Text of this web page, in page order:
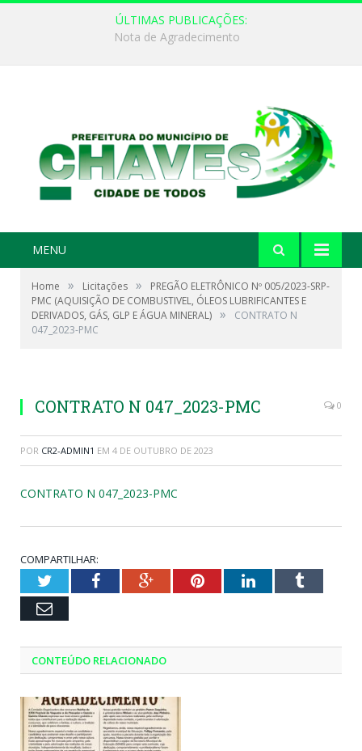
ÚLTIMAS PUBLICAÇÕES:
MENU
Home » Licitações »
PREGÃO ELETRÔNICO Nº 005/2023-SRP-
PMC (AQUISIÇÃO DE COMBUSTIVEL, ÓLEOS LUBRIFICANTES E
DERIVADOS, GÁS, GLP E ÁGUA MINERAL) »
CONTRATO N
047_2023-PMC
CONTRATO N 047_2023-PMC 0
POR CR2-ADMIN1 EM 4 DE OUTUBRO DE 2023
CONTRATO N 047_2023-PMC
COMPARTILHAR:
TwitterFacebookGoogle+PinterestLinkedInTumblr
Email
CONTEÚDO RELACIONADO